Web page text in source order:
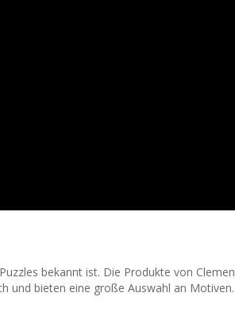
bekannt ist. Die Produkte von
und bieten eine große Auswahl an